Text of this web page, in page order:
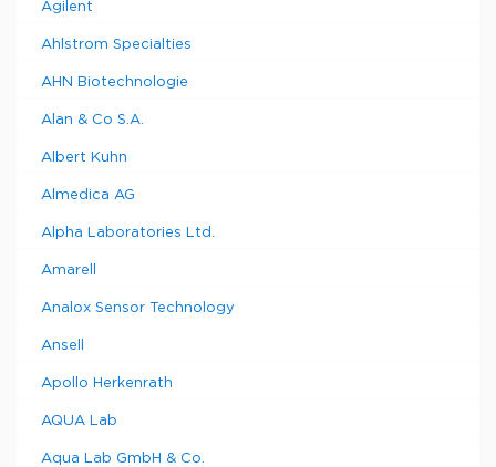
Agilent
Ahlstrom Specialties
AHN Biotechnologie
Alan & Co S.A.
Albert Kuhn
Almedica AG
Alpha Laboratories Ltd.
Amarell
Analox Sensor Technology
Ansell
Apollo Herkenrath
AQUA Lab
Aqua Lab GmbH & Co.